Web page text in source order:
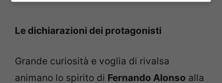
Le dichiarazioni dei protagonisti
Grande curiosità e voglia di rivalsa
animano lo spirito di Fernando Alonso alla